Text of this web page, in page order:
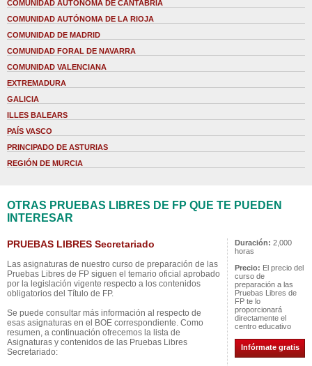
COMUNIDAD AUTÓNOMA DE CANTABRIA
COMUNIDAD AUTÓNOMA DE LA RIOJA
COMUNIDAD DE MADRID
COMUNIDAD FORAL DE NAVARRA
COMUNIDAD VALENCIANA
EXTREMADURA
GALICIA
ILLES BALEARS
PAÍS VASCO
PRINCIPADO DE ASTURIAS
REGIÓN DE MURCIA
OTRAS PRUEBAS LIBRES DE FP QUE TE PUEDEN
INTERESAR
PRUEBAS LIBRES Secretariado
Las asignaturas de nuestro curso de preparación de las
Pruebas Libres de FP siguen el temario oficial aprobado
por la legislación vigente respecto a los contenidos
obligatorios del Título de FP.
Se puede consultar más información al respecto de
esas asignaturas en el BOE correspondiente. Como
resumen, a continuación ofrecemos la lista de
Asignaturas y contenidos de las Pruebas Libres
Secretariado:
Duración: 2,000
horas
Precio: El precio del
curso de
preparación a las
Pruebas Libres de
FP te lo
proporcionará
directamente el
centro educativo
Infórmate gratis